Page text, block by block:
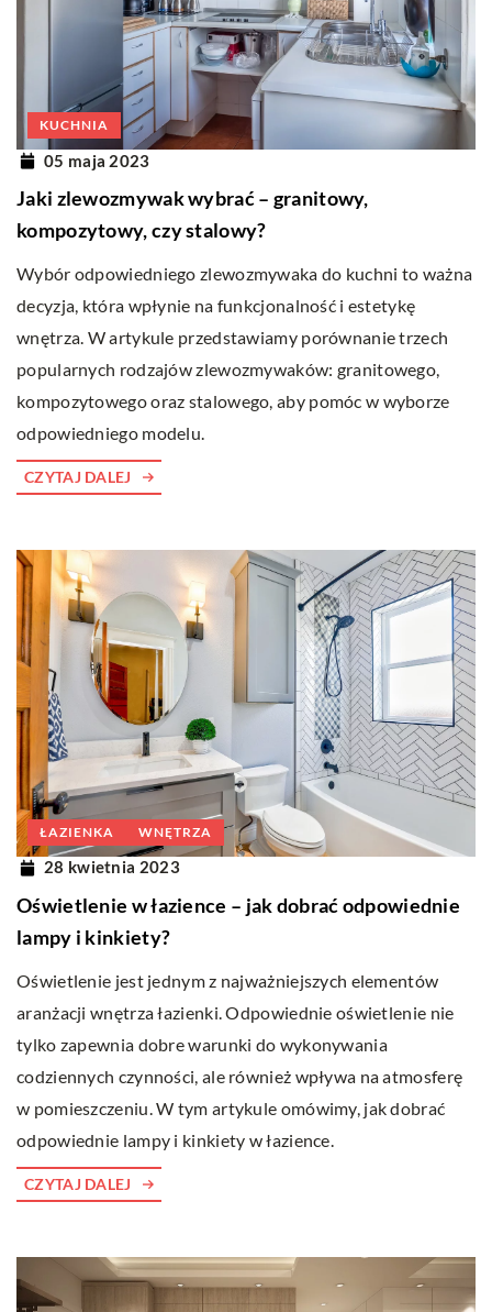
KUCHNIA
05 maja 2023
Jaki zlewozmywak wybrać – granitowy,
kompozytowy, czy stalowy?
Wybór odpowiedniego zlewozmywaka do kuchni to ważna
decyzja, która wpłynie na funkcjonalność i estetykę
wnętrza. W artykule przedstawiamy porównanie trzech
popularnych rodzajów zlewozmywaków: granitowego,
kompozytowego oraz stalowego, aby pomóc w wyborze
odpowiedniego modelu.
CZYTAJ DALEJ
ŁAZIENKA WNĘTRZA
28 kwietnia 2023
Oświetlenie w łazience – jak dobrać odpowiednie
lampy i kinkiety?
Oświetlenie jest jednym z najważniejszych elementów
aranżacji wnętrza łazienki. Odpowiednie oświetlenie nie
tylko zapewnia dobre warunki do wykonywania
codziennych czynności, ale również wpływa na atmosferę
w pomieszczeniu. W tym artykule omówimy, jak dobrać
odpowiednie lampy i kinkiety w łazience.
CZYTAJ DALEJ